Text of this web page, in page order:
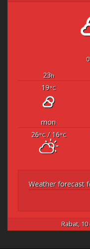
23h
19°C
mon
26°C/ 16°C
Weather forecast
Rabat,